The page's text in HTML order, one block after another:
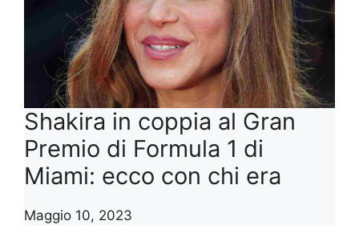
Shakira in coppia al Gran
Premio di Formula 1 di
Miami: ecco con chi era
Maggio 10, 2023